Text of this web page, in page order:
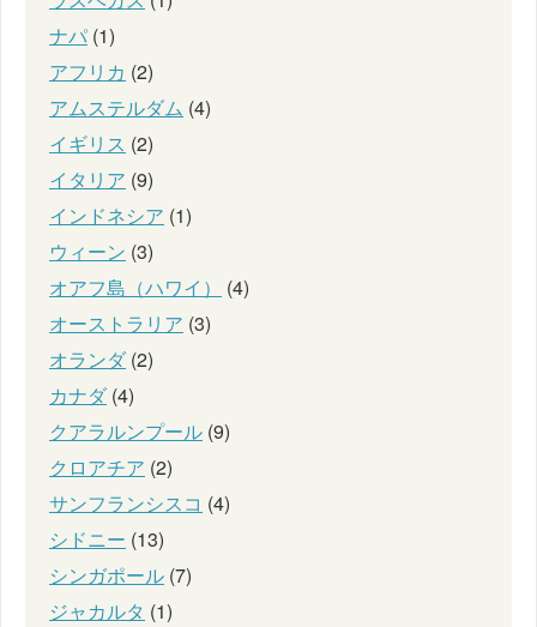
ナパ (1)
アフリカ (2)
アムステルダム (4)
イギリス (2)
イタリア (9)
インドネシア (1)
ウィーン (3)
オアフ島（ハワイ）
(4)
オーストラリア (3)
オランダ(2)
カナダ(4)
クアラルンプール (9)
クロアチア (2)
サンフランシスコ (4)
シドニー (13)
シンガポール (7)
ジャカルタ (1)